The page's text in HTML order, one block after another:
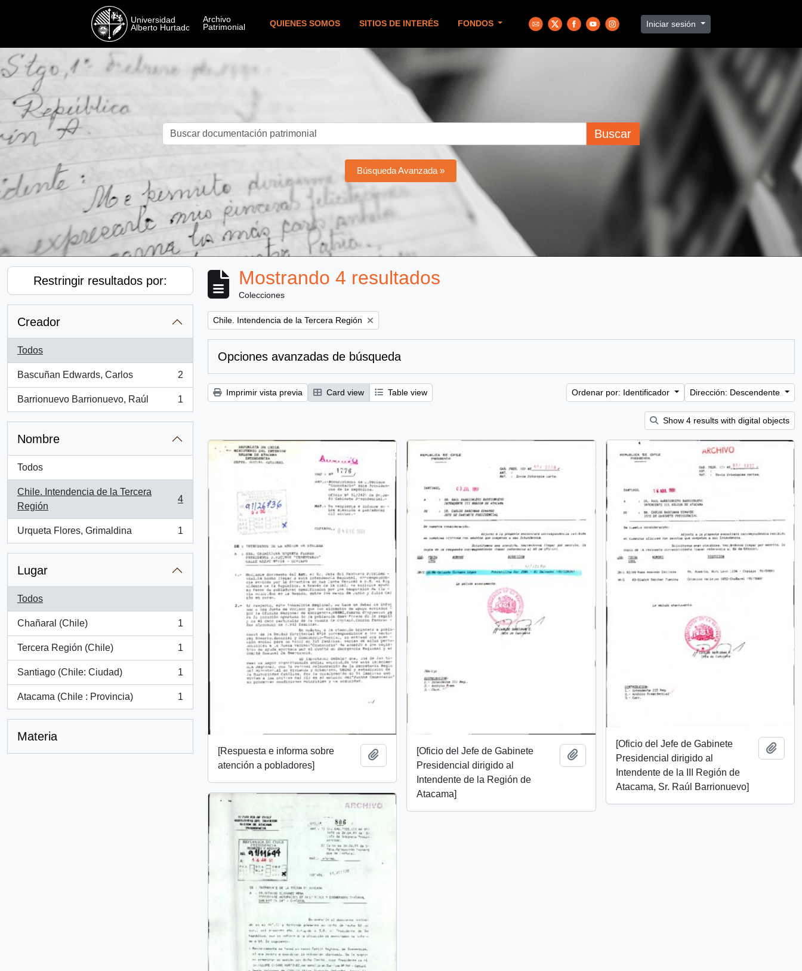
QUIENES SOMOS SITIOS DE INTERÉS FONDOS Iniciar sesión
Buscar
Búsqueda Avanzada »
Restringir resultados por:
Creador
Todos
Bascuñan Edwards, Carlos
, 2 resultados
2
Barrionuevo Barrionuevo, Raúl
, 1 resultados
1
Nombre
Todos
Chile. Intendencia de la Tercera
Región
, 4 resultados
4
Urqueta Flores, Grimaldina
, 1 resultados
1
Lugar
Todos
Chañaral (Chile)
, 1 resultados
1
Tercera Región (Chile)
, 1 resultados
1
Santiago (Chile: Ciudad)
, 1 resultados
1
Atacama (Chile : Provincia)
, 1 resultados
1
Materia
Mostrando 4 resultados
Colecciones
Remove filter:
Chile. Intendencia de la Tercera Región
Opciones avanzadas de búsqueda
Imprimir vista previa Card view Table view Ordenar por: Identificador Dirección: Descendente
Show 4 results with digital objects
[Respuesta e informa sobre
atención a pobladores]
Añadir al portapapeles
[Oficio del Jefe de Gabinete
Presidencial dirigido al
Intendente de la Región de
Atacama]
Añadir al portapapeles
[Oficio del Jefe de Gabinete
Presidencial dirigido al
Intendente de la III Región de
Atacama, Sr. Raúl Barrionuevo]